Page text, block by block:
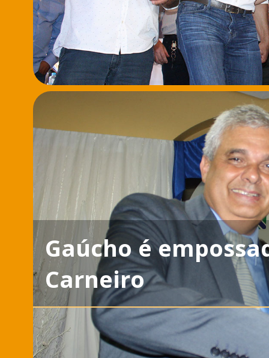
Gaúcho é
Carneiro